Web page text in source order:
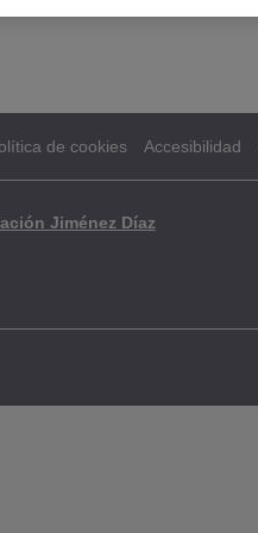
de cookies Accesibilidad
Jiménez Díaz